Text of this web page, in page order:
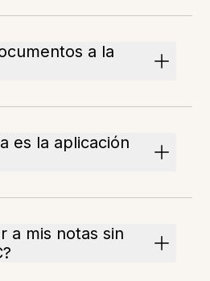
a la
es la aplicación
a mis notas sin